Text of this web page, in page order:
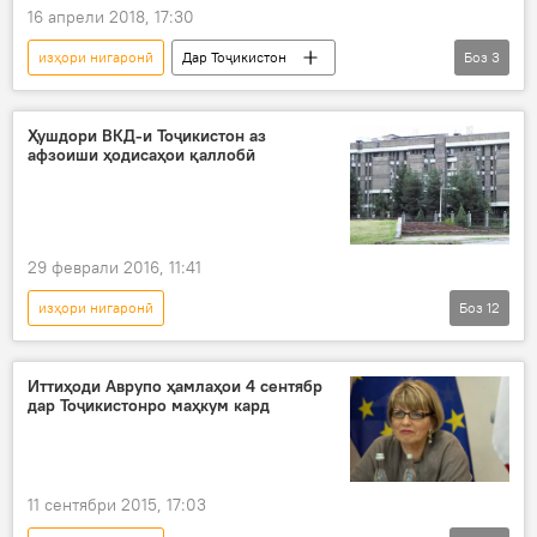
16 апрели 2018, 17:30
изҳори нигаронӣ
Дар Тоҷикистон
Саноат
Ҳамаи хабарҳо
Суғд
Раҷаббоой Аҳмадзода
Боз 3
Ҳушдори ВКД-и Тоҷикистон аз
афзоиши ҳодисаҳои қаллобӣ
29 феврали 2016, 11:41
изҳори нигаронӣ
Рӯйдод, ҷиноят ва ҳолатҳои фавқулода
Дар Тоҷикистон
Иҷтимоъ
Таҳқиқ
Ҳамаи хабарҳо
Душанбе
Хуҷанд
ҳилла
Боз 12
Иттиҳоди Аврупо ҳамлаҳои 4 сентябр
дар Тоҷикистонро маҳкум кард
11 сентябри 2015, 17:03